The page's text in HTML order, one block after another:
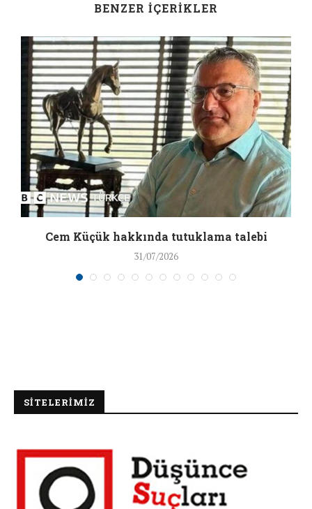
BENZER İÇERIKLER
Cem Küçük hakkında tutuklama talebi
31/07/2026
SİTELERİMİZ